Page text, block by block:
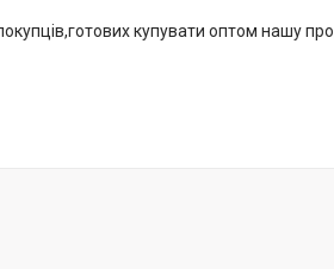
купувати оптом нашу